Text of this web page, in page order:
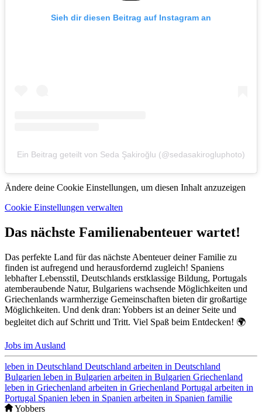
Sieh dir diesen Beitrag auf Instagram an
Ein Beitrag geteilt von Seda Şakiroğlu (@sedasakirogluphoto)
Ändere deine Cookie Einstellungen, um diesen Inhalt anzuzeigen
Cookie Einstellungen verwalten
Das nächste Familienabenteuer wartet!
Das perfekte Land für das nächste Abenteuer deiner Familie zu
finden ist aufregend und herausfordernd zugleich! Spaniens
lebhafter Lebensstil, Deutschlands erstklassige Bildung, Portugals
atemberaubende Natur, Bulgariens wachsende Möglichkeiten und
Griechenlands warmherzige Gemeinschaften bieten dir großartige
Möglichkeiten. Und denk dran: Yobbers ist an deiner Seite und
begleitet dich auf Schritt und Tritt. Viel Spaß beim Entdecken! 🌍
Jobs im Ausland
leben in Deutschland Deutschland arbeiten in Deutschland
Bulgarien leben in Bulgarien arbeiten in Bulgarien Griechenland
leben in Griechenland arbeiten in Griechenland Portugal arbeiten in
Portugal Spanien leben in Spanien arbeiten in Spanien familie
Yobbers